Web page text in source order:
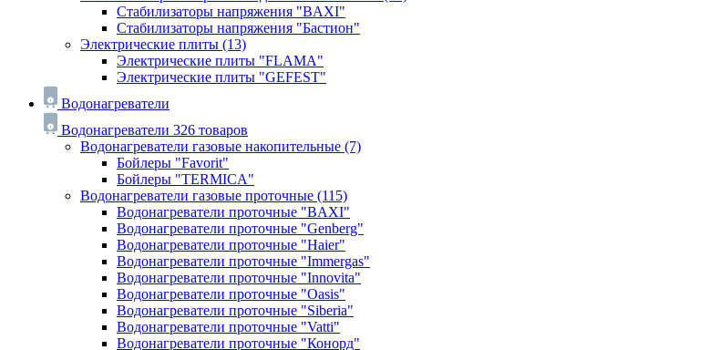
Стабилизаторы напряжения "BAXI"
Стабилизаторы напряжения "Бастион"
Электрические плиты (13)
Электрические плиты "FLAMA"
Электрические плиты "GEFEST"
Водонагреватели
Водонагреватели 326 товаров
Водонагреватели газовые накопительные (7)
Бойлеры "Favorit"
Бойлеры "TERMICA"
Водонагреватели газовые проточные (115)
Водонагреватели проточные "BAXI"
Водонагреватели проточные "Genberg"
Водонагреватели проточные "Haier"
Водонагреватели проточные "Immergas"
Водонагреватели проточные "Innovita"
Водонагреватели проточные "Oasis"
Водонагреватели проточные "Siberia"
Водонагреватели проточные "Vatti"
Водонагреватели проточные "Конорд"